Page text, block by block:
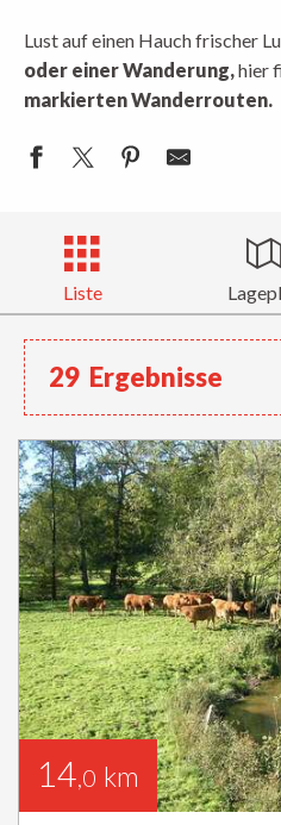
Lust auf einen Hauch frischer
oder einer Wanderung,hier
markierten Wanderrouten.
Liste
29 Ergebnisse
14,0 km